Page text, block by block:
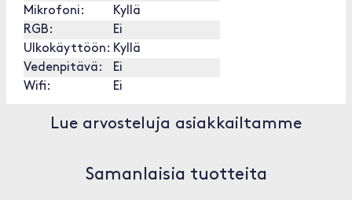
Mikrofoni:
Kyllä
RGB:
Ei
Ulkokäyttöön: Kyllä
Vedenpitävä:
Ei
Wifi:
Ei
Lue arvosteluja asiakkailtamme
Samanlaisia tuotteita